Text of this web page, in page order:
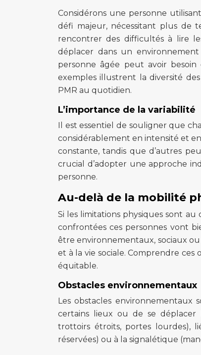
Considérons une personne
défi majeur, nécessitant plus de
rencontrer des difficultés à lire
déplacer dans un
personne âgée peut avoir
exemples illustrent la diversité
PMR au quotidien.
L’importance de la variabilité
Il est essentiel de souligner que
considérablement en intensité et
constante, tandis que d’autres
crucial d’adopter une approche
personne.
Au-delà de la mobilité
Si les limitations physiques sont
confrontées ces personnes vont
être environnementaux, sociaux ou
et à la vie sociale. Comprendre
équitable.
Obstacles environnementaux
Les obstacles environnementaux
certains lieux ou de se déplacer
trottoirs étroits, portes lourdes),
réservées) ou à la signalétique